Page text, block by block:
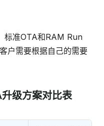
标准OTA和RAM Run
户需要根据自己的需要
级方案对比表